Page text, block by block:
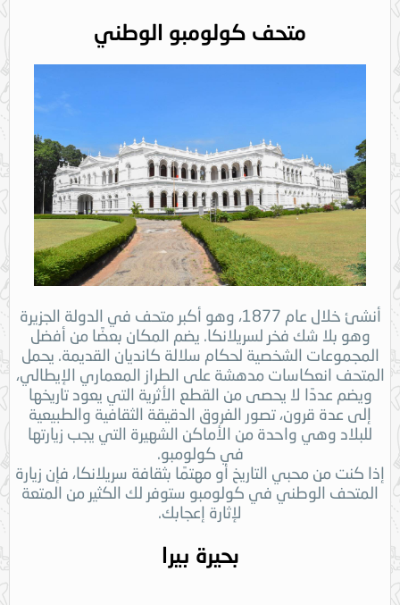
متحف كولومبو الوطني
أنشئ خلال عام 1877، وهو أكبر متحف في الدولة الجزيرة
وهو بلا شك فخر لسريلانكا. يضم المكان بعضًا من أفضل
المجموعات الشخصية لحكام سلالة كانديان القديمة. يحمل
المتحف انعكاسات مدهشة على الطراز المعماري الإيطالي،
ويضم عددًا لا يحصى من القطع الأثرية التي يعود تاريخها
إلى عدة قرون، تصور الفروق الدقيقة الثقافية والطبيعية
للبلاد وهي واحدة من الأماكن الشهيرة التي يجب زيارتها
في كولومبو.
إذا كنت من محبي التاريخ أو مهتمًا بثقافة سريلانكا، فإن زيارة
المتحف الوطني في كولومبو ستوفر لك الكثير من المتعة
لإثارة إعجابك.
بحيرة بيرا